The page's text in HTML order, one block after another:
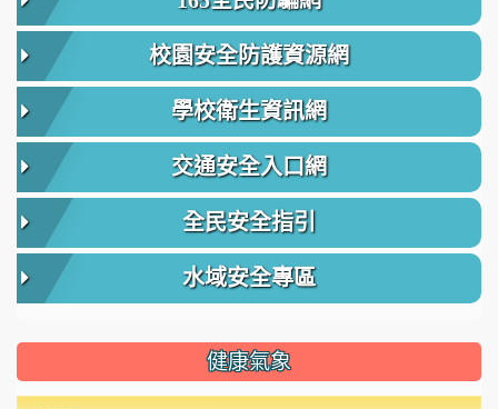
校園安全防護資源網
學校衛生資訊網
交通安全入口網
全民安全指引
水域安全專區
健康氣象